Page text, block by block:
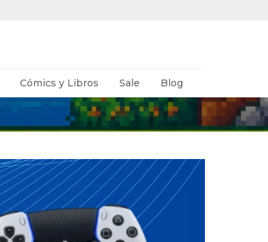
Cómics y Libros Sale Blog